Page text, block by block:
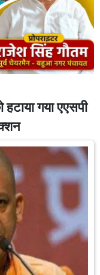
गया एएसपी